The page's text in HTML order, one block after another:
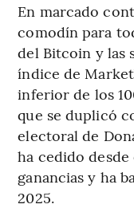
En marcado
comodín para
del Bitcoin y las
índice de
inferior de los
que se duplicó
electoral de
ha cedido desde
ganancias y ha
2025.